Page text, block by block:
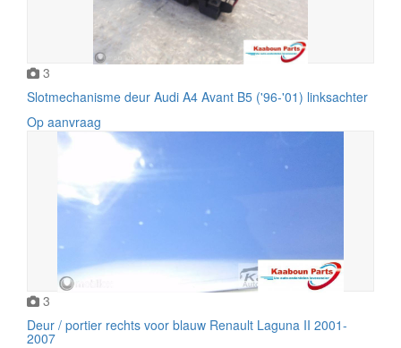
3
Slotmechanisme deur Audi A4 Avant B5 ('96-'01) linksachter
Op aanvraag
3
Deur / portier rechts voor blauw Renault Laguna II 2001-
2007